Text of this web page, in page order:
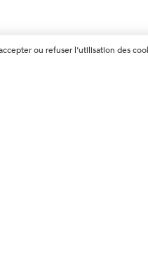
ou refuser l'utilisation des